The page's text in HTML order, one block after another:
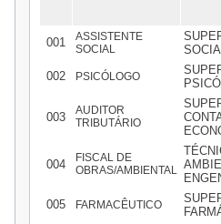
001
ASSISTENTE
SOCIAL
002
PSICÓLOGO
003
AUDITOR
TRIBUTÁRIO
004
FISCAL DE
OBRAS/AMBIENTAL
005
FARMACÊUTICO